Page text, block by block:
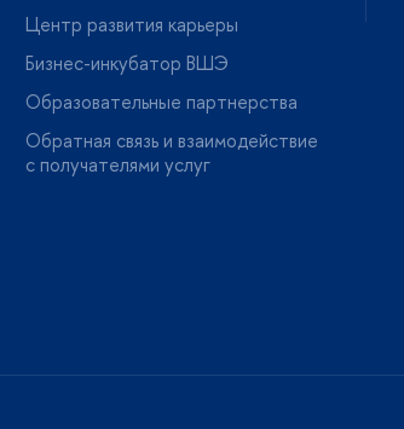
Центр развития карьеры
Бизнес-инкубатор ВШЭ
Образовательные партнерства
Обратная связь и взаимодействие
с получателями услу